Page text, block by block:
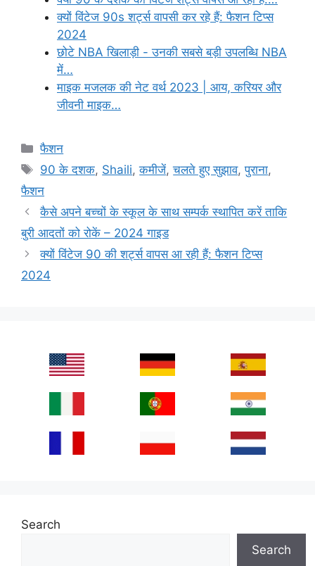
क्यों विंटेज 90s शर्ट्स वापसी कर रहे हैं: फैशन टिप्स
2024
छोटे NBA खिलाड़ी - उनकी सबसे बड़ी उपलब्धि NBA
में…
माइक मजलक की नेट वर्थ 2023 | आय, करियर और
जीवनी माइक…
Categories
फैशन
Tags
90 के दशक, Shaili,कमीजें,चलते हुए सुझाव,पुराना,
फैशन
कैसे अपने बच्चों के स्कूल के साथ सम्पर्क स्थापित करें ताकि
बुरी आदतों को रोकें – 2024 गाइड
क्यों विंटेज 90 की शर्ट्स वापस आ रही हैं: फैशन टिप्स
2024
Search
Search